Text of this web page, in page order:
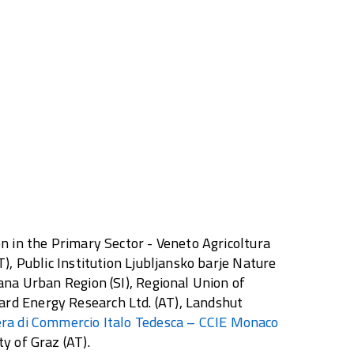
in the Primary Sector - Veneto Agricoltura
Public Institution Ljubljansko barje Nature
Urban Region (SI), Regional Union of
Energy Research Ltd. (AT), Landshut
di Commercio Italo Tedesca – CCIE Monaco
of Graz (AT).